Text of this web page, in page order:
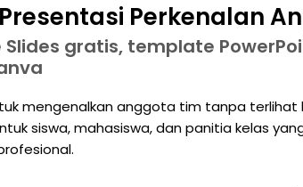
Perkenalan
Slides gratis, template
mengenalkan anggota tim tanpa terlihat
siswa, mahasiswa, dan panitia kelas